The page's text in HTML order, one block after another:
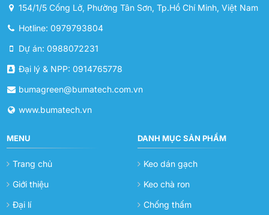
154/1/5 Cống Lở, Phường Tân Sơn, Tp.Hồ Chí Minh, Việt Nam
Hotline: 0979793804
Dự án: 0988072231
Đại lý & NPP: 0914765778
bumagreen@bumatech.com.vn
www.bumatech.vn
MENU
Trang chủ
Giới thiệu
Đại lí
DANH MỤC SẢN PHẨM
Keo dán gạch
Keo chà ron
Chống thấm